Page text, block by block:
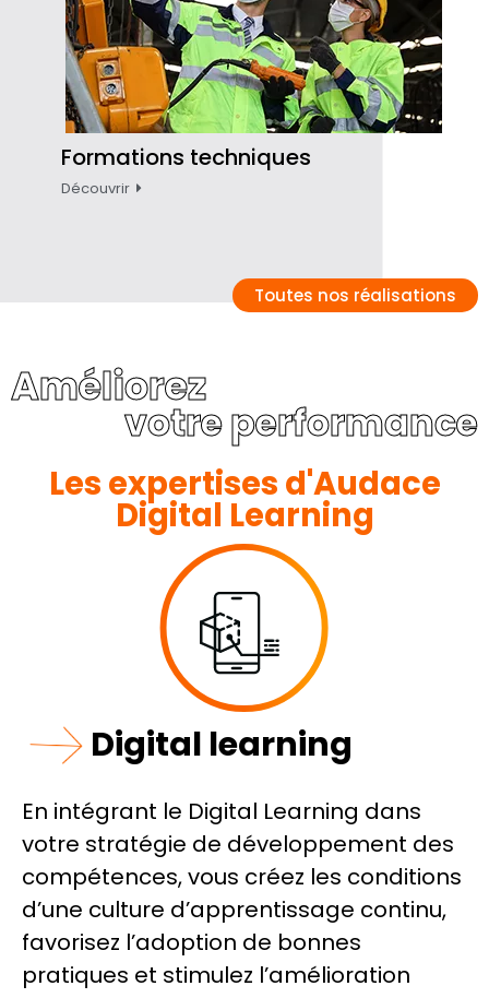
Formations techniques
Découvrir
Toutes nos réalisations
Améliorez
votre performance
Les expertises d'Audace
Digital Learning
Digital learning
En intégrant le Digital Learning dans
votre stratégie de développement des
compétences, vous créez les conditions
d’une culture d’apprentissage continu,
favorisez l’adoption de bonnes
pratiques et stimulez l’amélioration